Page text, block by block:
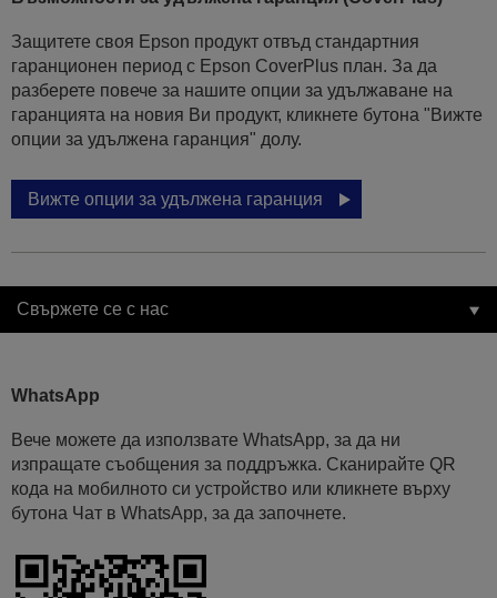
Защитете своя Epson продукт отвъд стандартния
гаранционен период с Epson CoverPlus план. За да
разберете повече за нашите опции за удължаване на
гаранцията на новия Ви продукт, кликнете бутона "Вижте
опции за удължена гаранция" долу.
Вижте опции за удължена гаранция
Свържете се с нас
WhatsApp
Вече можете да използвате WhatsApp, за да ни
изпращате съобщения за поддръжка. Сканирайте QR
кода на мобилното си устройство или кликнете върху
бутона Чат в WhatsApp, за да започнете.